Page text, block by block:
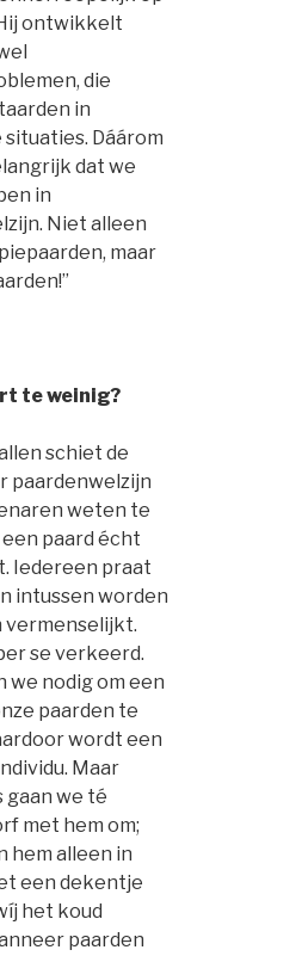
ontwikkelt
die
in
Dáárom
dat we
in
Niet alleen
maar
te weinig?
schiet de
paardenwelzijn
weten te
paard écht
Iedereen praat
intussen worden
vermenselijkt.
se verkeerd.
we nodig om een
paarden te
wordt een
Maar
we té
met hem om;
hem alleen in
een dekentje
het koud
paarden